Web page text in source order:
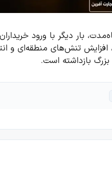
افزایش تنش‌های منطقه‌ای و